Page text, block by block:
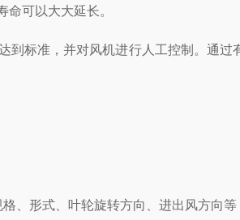
可以大大延长。
标准，并对风机进行人工控制。通过
形式、叶轮旋转方向、进出风方向等